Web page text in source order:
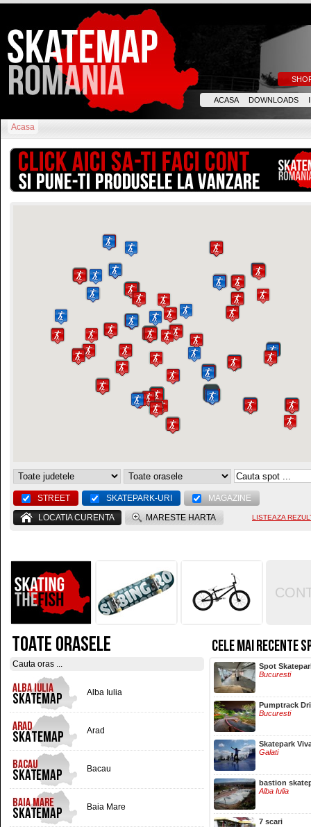
ACASA DOWNLOADS
Acasa
STREET SKATEPARK-URI
MAGAZINE
LOCATIA CURENTA
MARESTE HARTA LISTEAZA
TOATE ORASELE
Alba Iulia
Arad
Bacau
Baia Mare
CELE MAI RECENTE
Hala Centrala
Iasi
Spot
Bucuresti
Pumptrack
Bucuresti
Skatepark
Galati
bastion
Alba Iulia
7 scari